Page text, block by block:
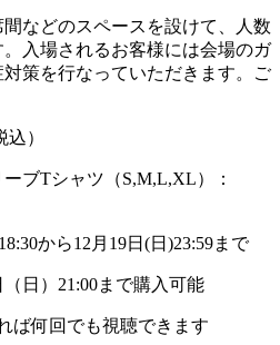
などのスペースを設けて、人数
入場されるお客様には会場のガ
策を行なっていただきます。ご
）
ブTシャツ（S,M,L,XL）：
から12月19日(日)23:59まで
日）21:00まで購入可能
ば何回でも視聴できます